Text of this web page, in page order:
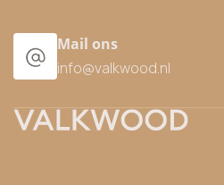
Mail ons
info@valkwood.nl